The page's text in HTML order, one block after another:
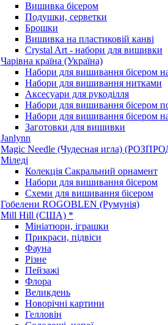
Вишивка бісером
Подушки, серветки
Брошки
Вишивка на пластиковій канві
Crystal Art - набори для вишивки
Чарівна країна (Україна)
Набори для вишивання бісером
Набори для вишивання нитками
Аксесуари для рукоділля
Набори для вишивання бісером
Набори для вишивання бісером
Заготовки для вишивки
Janlynn
Magic Needle (Чудесная игла)
Міледі
Колекція Сакральний орнамент
Набори для вишивання бісером
Схеми для вишивання бісером
Гобелени ROGOBLEN (Румунія)
Mill Hill (США) *
Мініатюри, іграшки
Прикраси, підвіси
Фауна
Різне
Пейзажі
Флора
Великдень
Новорічні картини
Гелловін